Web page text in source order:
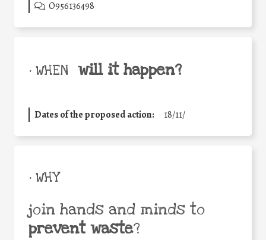
O956136498
• WHEN will it happen?
Dates of the proposed action: 18/11/
• WHY
join hands and minds to
prevent waste?